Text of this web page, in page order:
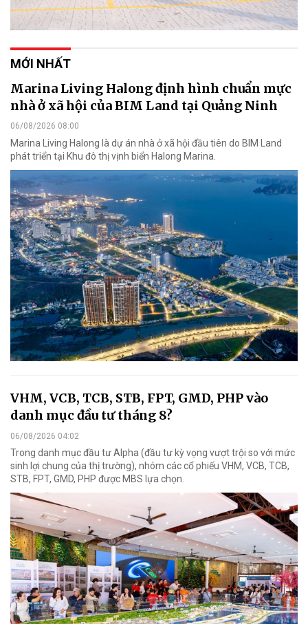
MỚI NHẤT
Marina Living Halong định hình chuẩn mực
nhà ở xã hội của BIM Land tại Quảng Ninh
06/08/2026 08:00
Marina Living Halong là dự án nhà ở xã hội đầu tiên do BIM Land
phát triển tại Khu đô thị vịnh biển Halong Marina.
VHM, VCB, TCB, STB, FPT, GMD, PHP vào
danh mục đầu tư tháng 8?
06/08/2026 04:02
Trong danh mục đầu tư Alpha (đầu tư kỳ vọng vượt trội so với mức
sinh lợi chung của thị trường), nhóm các cổ phiếu VHM, VCB, TCB,
STB, FPT, GMD, PHP được MBS lựa chọn.